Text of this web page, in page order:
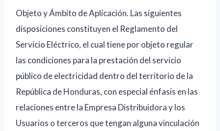
Objeto y Ámbito de Aplicación. Las siguientes
disposiciones constituyen el Reglamento del
Servicio Eléctrico, el cual tiene por objeto regular
las condiciones para la prestación del servicio
público de electricidad dentro del territorio de la
República de Honduras, con especial énfasis en las
relaciones entre la Empresa Distribuidora y los
Usuarios o terceros que tengan alguna vinculación